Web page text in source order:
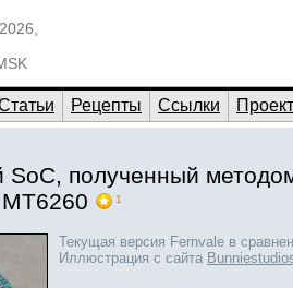
Рецепты Ссылки Проект
полученный
1
Текущая версия Fernvale в
Иллюстрация с сайта